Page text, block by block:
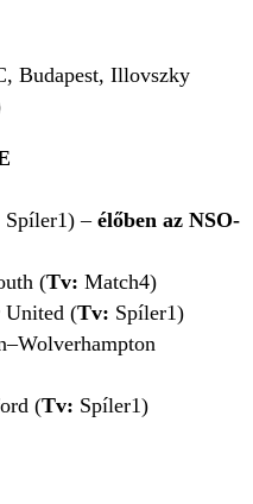
Budapest, Illovszky
Spíler1) – élőben az NSO-
(Tv: Match4)
United (Tv: Spíler1)
(Tv: Spíler1)